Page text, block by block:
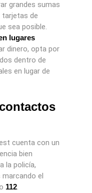
grandes sumas
tarjetas de
sea posible.
lugares
dinero, opta por
dentro de
en lugar de
cuenta con un
bien
la policía,
el
112.